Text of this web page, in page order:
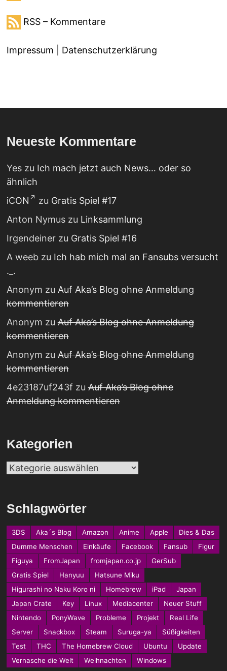
RSS – Kommentare
Impressum Datenschutzerklärung
Neueste Kommentare
Yeszu Ich mach jetzt auch News… oder so
ähnlich
iCON
zu Gratis Spiel #17
Anton Nymuszu Linksammlung
Irgendeinerzu Gratis Spiel #16
A weebzu Ich hab mich mal an Fansubs versucht
._.
Anonym zuAuf Aka’s Blog ohne Anmeldung
kommentieren
Anonym zuAuf Aka’s Blog ohne Anmeldung
kommentieren
Anonym zuAuf Aka’s Blog ohne Anmeldung
kommentieren
4e23187uf243f zuAuf Aka’s Blog ohne
Anmeldung kommentieren
Kategorien
Kategorien
Schlagwörter
3DS Aka´s Blog Amazon Anime Apple
Dies & Das
Dumme Menschen
Einkäufe Facebook Fansub
Figur
Figuya
FromJapan fromjapan.co.jp
GerSub
Gratis Spiel
Hanyuu
Hatsune Miku
Higurashi no Naku Koro ni
Homebrew iPad
Japan
Japan Crate
Key Linux Mediacenter
Neuer Stuff
Nintendo
PonyWave Probleme Projekt
Real Life
Server
Snackbox Steam Suruga-ya
Süßigkeiten
Test
THC The Homebrew Cloud Ubuntu
Update
Vernasche die Welt
Weihnachten Windows